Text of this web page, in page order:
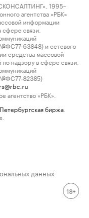
1995–
агентства «РБК»
информации
связи,
63848) и сетевого
средства массовой
надзору в сфере связи,
№ФС77-82385)
агентство «РБК».
биржа
данных
18+